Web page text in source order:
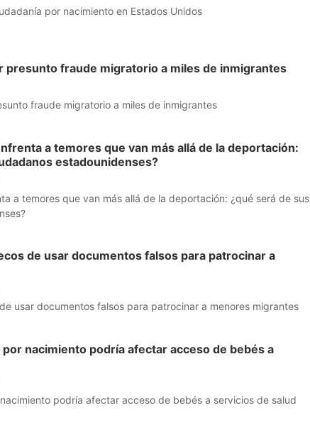
por nacimiento en Estados Unidos
presunto fraude migratorio a miles de inmigrantes
fraude migratorio a miles de inmigrantes
a temores que van más allá de la deportación:
estadounidenses?
a temores que van más allá de la deportación: ¿qué será de sus
de usar documentos falsos para patrocinar a
usar documentos falsos para patrocinar a menores migrantes
nacimiento podría afectar acceso de bebés a
podría afectar acceso de bebés a servicios de salud